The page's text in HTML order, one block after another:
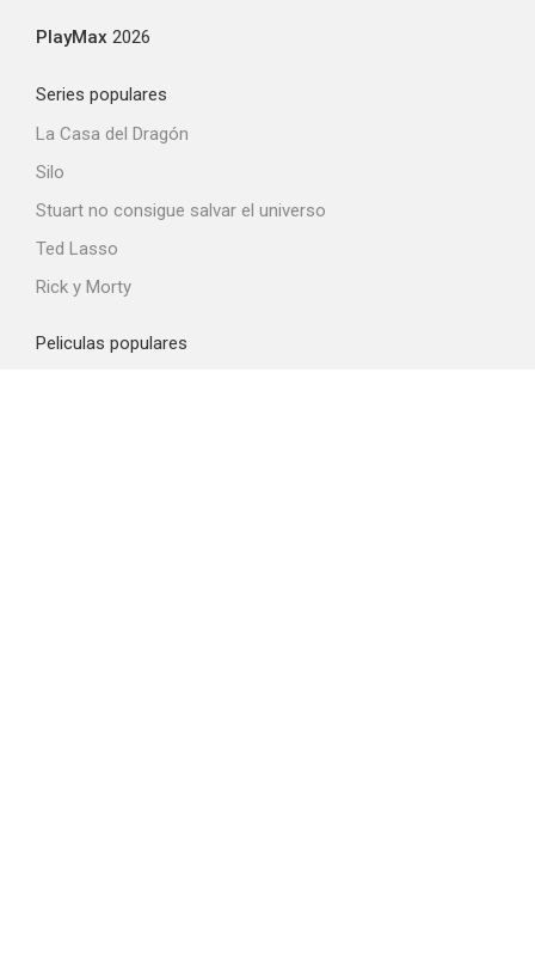
PlayMax 2026
Series populares
La Casa del Dragón
Silo
Stuart no consigue salvar el universo
Ted Lasso
Rick y Morty
Peliculas populares